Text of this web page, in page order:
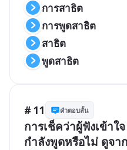
การสาธิต
การพูดสาธิต
สาธิต
พูดสาธิต
# 11 คำตอบสั้น
การเช็คว่าผู้ฟังเข้าใ
กำลังพูดหรือไม่ ดูจา